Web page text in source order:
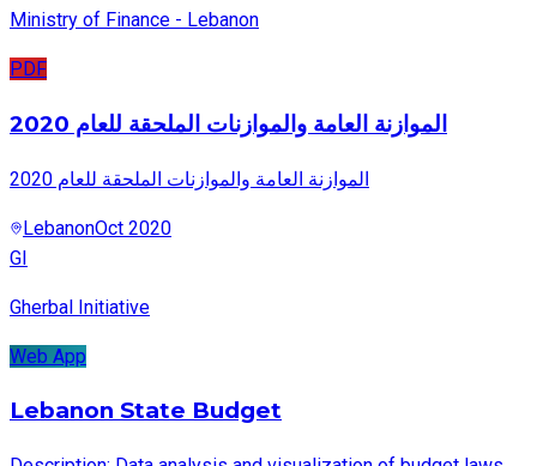
Ministry of Finance - Lebanon
PDF
الموازنة العامة والموازنات الملحقة للعام 2020
الموازنة العامة والموازنات الملحقة للعام 2020
LebanonOct 2020
GI
Gherbal Initiative
Web App
Lebanon State Budget